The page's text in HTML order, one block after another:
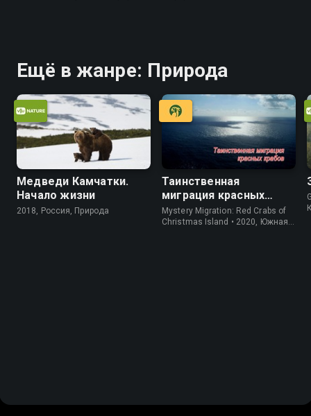
Ещё в жанре: Природа
Медведи Камчатки.
Начало жизни
2018, Россия, Природа
Таинственная
миграция красных
крабов
Mystery Migration: Red Crabs of
Christmas Island • 2020, Южная